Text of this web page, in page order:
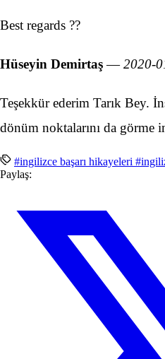
Best regards ??
Hüseyin Demirtaş—2020-
Teşekkür ederim Tarık Bey.
dönüm noktalarını da görme
#ingilizce başarı hikayeleri
Paylaş: